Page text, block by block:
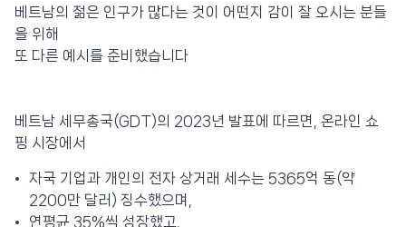
베트남의 젊은 인구가 많다는 것이 어떤지 감이 잘 오시는 분들
을 위해
또 다른 예시를 준비했습니다
베트남 세무총국(GDT)의 2023년 발표에 따르면, 온라인 쇼
핑 시장에서
자국 기업과 개인의 전자 상거래 세수는 5365억 동(약
2200만 달러) 징수했으며,
연평균 35%씩 성장했고,